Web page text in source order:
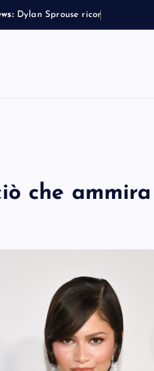
Dy la n Sprouse ricor
che